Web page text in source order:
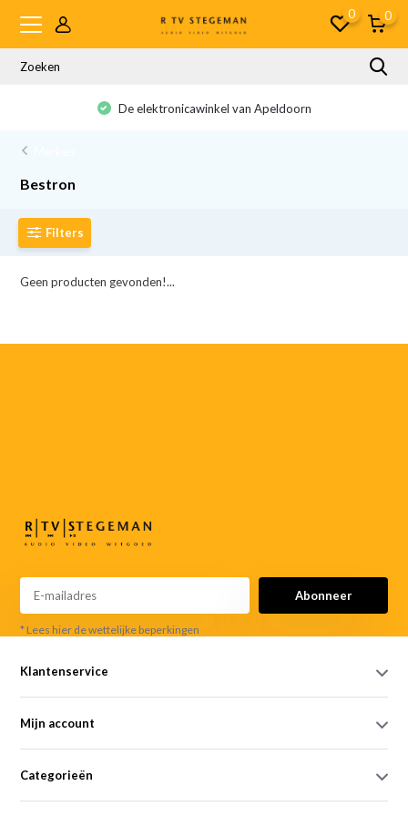
0 0
De elektronicawinkel van Apeldoorn
Bestron
Filters
Geen producten gevonden!...
Abonneer
* Lees hier de wettelijke beperkingen
Klantenservice
Mijn account
Categorieën